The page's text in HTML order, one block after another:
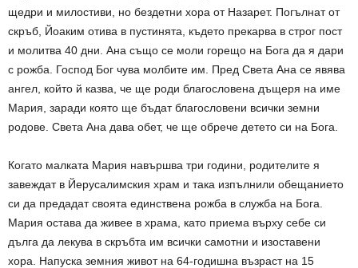
щедри и милостиви, но бездетни хора от Назарет. Погълнат от
скръб, Йоаким отива в пустинята, където прекарва в строг пост
и молитва 40 дни. Ана също се моли горещо на Бога да я дари
с рожба. Господ Бог чува молбите им. Пред Света Ана се явява
ангел, който й казва, че ще роди благословена дъщеря на име
Мария, заради която ще бъдат благословени всички земни
родове. Света Ана дава обет, че ще обрече детето си на Бога.
Когато малката Мария навършва три години, родителите я
завеждат в Йерусалимския храм и така изпълнили обещанието
си да предадат своята единствена рожба в служба на Бога.
Мария остава да живее в храма, като приема върху себе си
дълга да лекува в скръбта им всички самотни и изоставени
хора. Напуска земния живот на 64-годишна възраст на 15